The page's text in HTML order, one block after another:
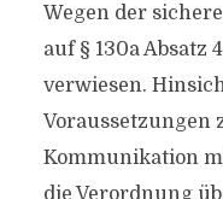
Wegen der
auf § 130a Absatz
verwiesen.
Voraussetzungen
Kommunikation
die Verordnung